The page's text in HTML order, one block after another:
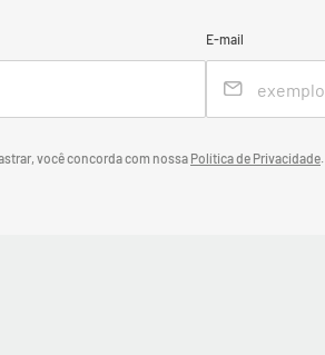
E-mail
você concorda com nossa Política de Privacidade.